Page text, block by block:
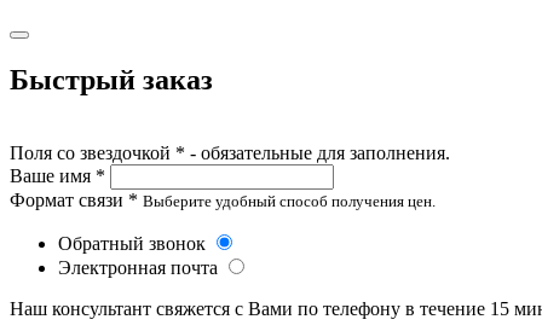
Быстрый заказ
Поля со звездочкой * - обязательные для заполнения.
Ваше имя *
Формат связи * Выберите удобный способ получения цен.
Обратный звонок
Электронная почта
Наш консультант свяжется с Вами по телефону в течение 15